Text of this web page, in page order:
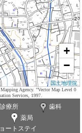
+
−
国土地理院
Agency. "Vector Map Level 0
Services, 1997.
療所
歯科
薬局
ートステイ